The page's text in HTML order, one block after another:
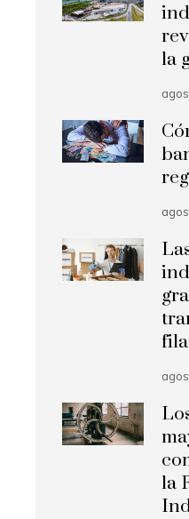
la
la